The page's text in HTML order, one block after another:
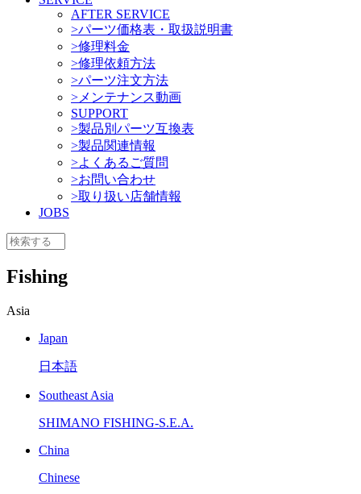
AFTER SERVICE
>パーツ価格表・取扱説明書
>修理料金
>修理依頼方法
>パーツ注文方法
>メンテナンス動画
SUPPORT
>製品別パーツ互換表
>製品関連情報
>よくあるご質問
>お問い合わせ
>取り扱い店舗情報
JOBS
Fishing
Asia
Japan
日本語
Southeast Asia
SHIMANO FISHING-S.E.A.
China
Chinese